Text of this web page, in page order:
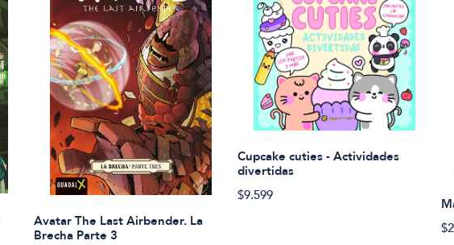
Avatar The Last Airbender. La
Brecha Parte 3
Cupcake cuties - Actividades
divertidas
$9.599